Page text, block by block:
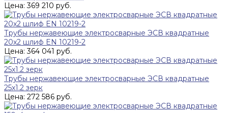
Цена: 369 210 руб.
Трубы нержавеющие электросварные ЭСВ квадратные
20x2 шлиф EN 10219-2
Цена: 364 041 руб.
Трубы нержавеющие электросварные ЭСВ квадратные
25x1.2 зерк
Цена: 272 586 руб.